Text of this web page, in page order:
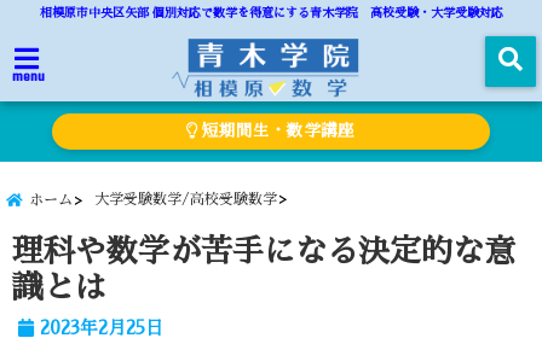
相模原市中央区矢部 個別対応で数学を得意にする青木学院 高校受験・大学受験対応
menu
短期間生・数学講座
ホーム 大学受験数学/高校受験数学
理科や数学が苦手になる決定的な意
識とは
2023年2月25日